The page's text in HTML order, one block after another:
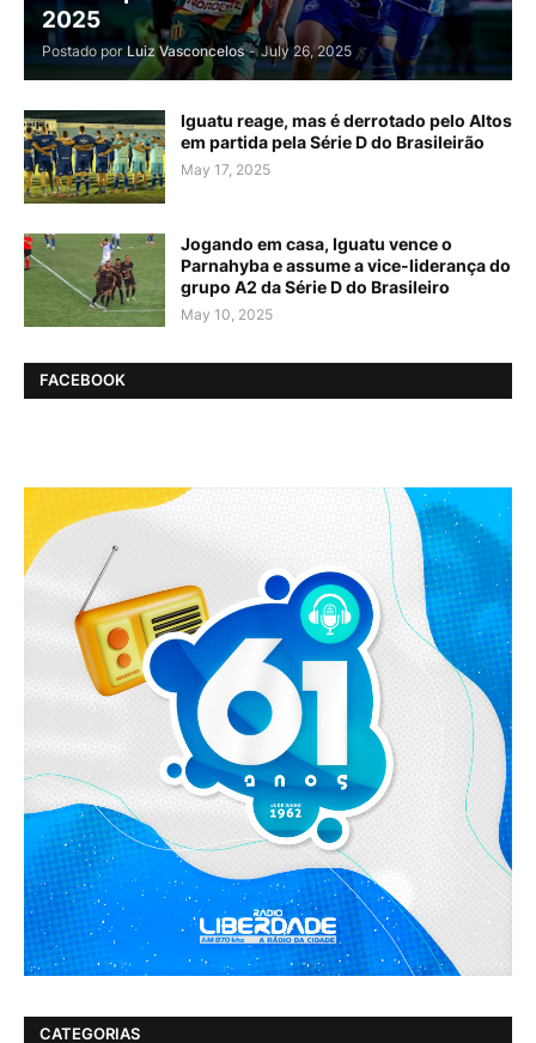
2025
Postado por Luiz Vasconcelos - July 26, 2025
Iguatu reage, mas é derrotado pelo Altos
em partida pela Série D do Brasileirão
May 17, 2025
Jogando em casa, Iguatu vence o
Parnahyba e assume a vice-liderança do
grupo A2 da Série D do Brasileiro
May 10, 2025
FACEBOOK
CATEGORIAS